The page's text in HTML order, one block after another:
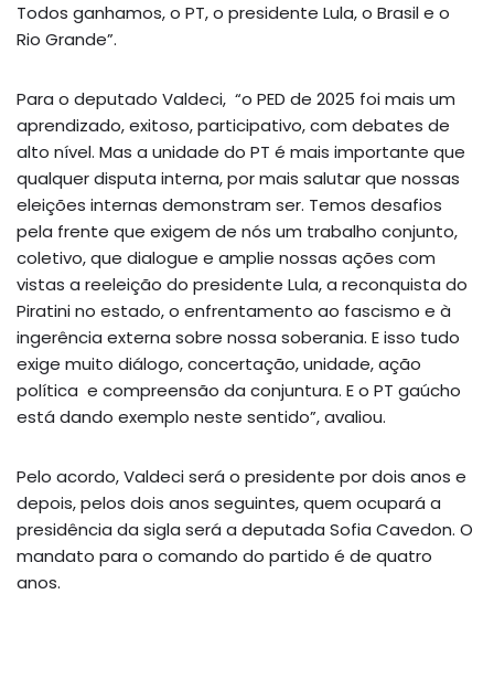
Todos ganhamos, o PT, o presidente Lula, o Brasil e o
Rio Grande”.
Para o deputado Valdeci, “o PED de 2025 foi mais um
aprendizado, exitoso, participativo, com debates de
alto nível. Mas a unidade do PT é mais importante que
qualquer disputa interna, por mais salutar que nossas
eleições internas demonstram ser. Temos desafios
pela frente que exigem de nós um trabalho conjunto,
coletivo, que dialogue e amplie nossas ações com
vistas a reeleição do presidente Lula, a reconquista do
Piratini no estado, o enfrentamento ao fascismo e à
ingerência externa sobre nossa soberania. E isso tudo
exige muito diálogo, concertação, unidade, ação
política e compreensão da conjuntura. E o PT gaúcho
está dando exemplo neste sentido”, avaliou.
Pelo acordo, Valdeci será o presidente por dois anos e
depois, pelos dois anos seguintes, quem ocupará a
presidência da sigla será a deputada Sofia Cavedon. O
mandato para o comando do partido é de quatro
anos.